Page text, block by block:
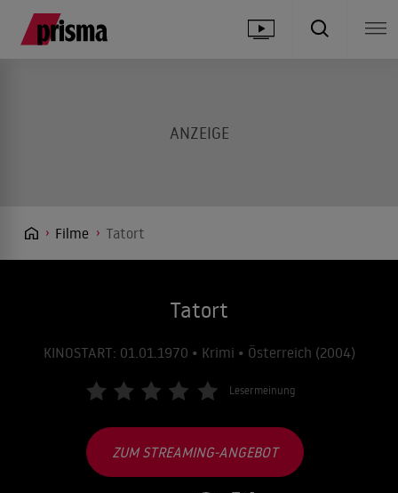
Filme Tatort
Tatort
KINOSTART: 01.01.1970 • Krimi • Österreich (2004)
Lesermeinung
ZUM STREAMING-ANGEBOT